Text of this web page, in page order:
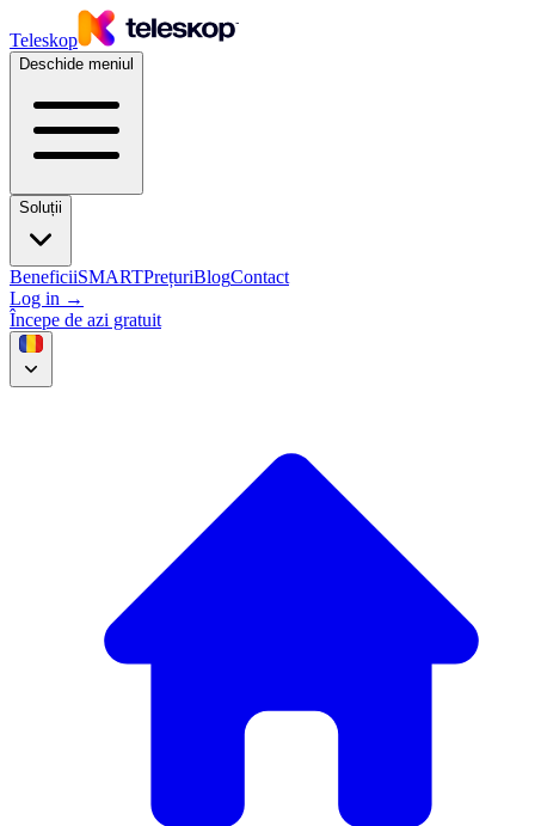
Teleskop
Deschide meniul
Soluții
BeneficiiSMARTPrețuriBlogContact
Log in →
Începe de azi gratuit